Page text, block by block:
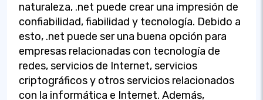
naturaleza, .net puede crear una impresión de
confiabilidad, fiabilidad y tecnología. Debido a
esto, .net puede ser una buena opción para
empresas relacionadas con tecnología de
redes, servicios de Internet, servicios
criptográficos y otros servicios relacionados
con la informática e Internet. Además,